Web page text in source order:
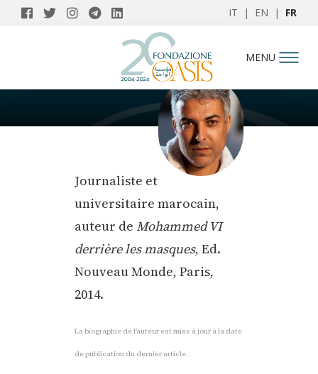
IT | EN | FR
MENU
Omar Brouksy
Journaliste et
universitaire marocain,
auteur de Mohammed VI
derrière les masques, Ed.
Nouveau Monde, Paris,
2014.
La biographie de l’auteur est mise à jour à la date
de publication du dernier article.